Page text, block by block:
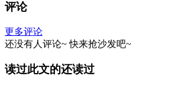
评论
更多评论
还没有人评论~ 快来抢沙发吧~
读过此文的还读过